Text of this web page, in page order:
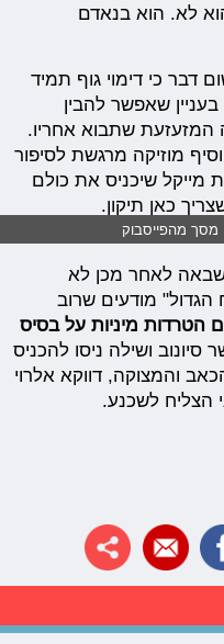
לא. הוא בנאדם
דבר כי דימוי גוף תמיד
שאפשר להבין
המזעזעת שתבוא אחריו.
מוזיקה מרגשת לסיפור
שיכניס את כולם
כאן תיקון.
מהפייסבוק
שבאה לאחר מכן לא
הגדול" מודעים שרוב
הטרדות מיניות על בסיס
ושילה ניסו להכניס
והמצוקה, דווקא אלרוי
הצליח לשכנע.